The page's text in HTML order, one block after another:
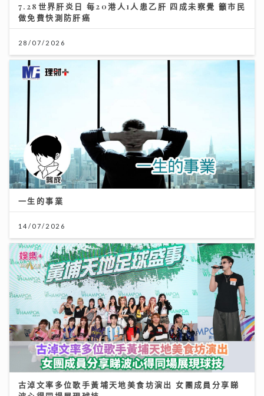
7.28世界肝炎日 每20港人1人患乙肝 四成未察覺 籲市民
做免費快測防肝癌
28/07/2026
一生的事業
14/07/2026
古淖文率多位歌手黃埔天地美食坊演出 女團成員分享睇